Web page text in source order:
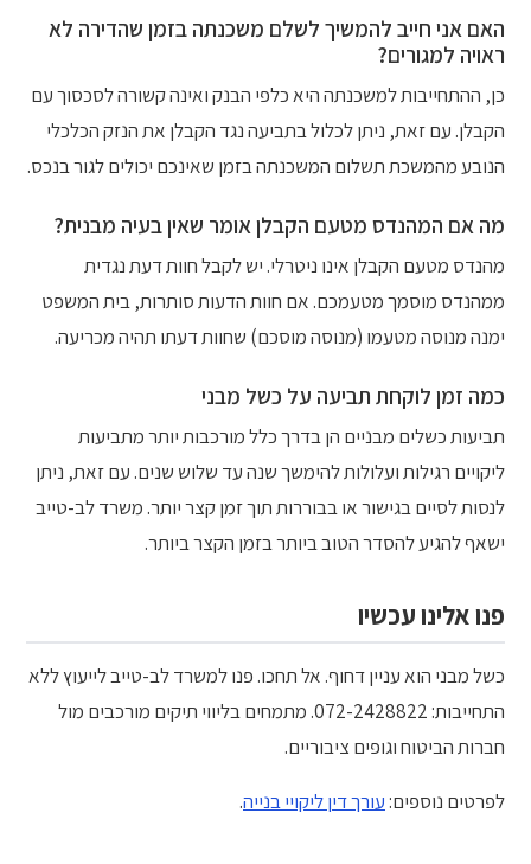
האם אני חייב להמשיך לשלם משכנתה בזמן שהדירה לא
ראויה למגורים?
כן, ההתחייבות למשכנתה היא כלפי הבנק ואינה קשורה לסכסוך עם
הקבלן. עם זאת, ניתן לכלול בתביעה נגד הקבלן את הנזק הכלכלי
הנובע מהמשכת תשלום המשכנתה בזמן שאינכם יכולים לגור בנכס.
מה אם המהנדס מטעם הקבלן אומר שאין בעיה מבנית?
מהנדס מטעם הקבלן אינו ניטרלי. יש לקבל חוות דעת נגדית
ממהנדס מוסמך מטעמכם. אם חוות הדעות סותרות, בית המשפט
ימנה מנוסה מטעמו (מנוסה מוסכם) שחוות דעתו תהיה מכריעה.
כמה זמן לוקחת תביעה על כשל מבני
תביעות כשלים מבניים הן בדרך כלל מורכבות יותר מתביעות
ליקויים רגילות ועלולות להימשך שנה עד שלוש שנים. עם זאת, ניתן
לנסות לסיים בגישור או בבוררות תוך זמן קצר יותר. משרד לב-טייב
ישאף להגיע להסדר הטוב ביותר בזמן הקצר ביותר.
פנו אלינו עכשיו
כשל מבני הוא עניין דחוף. אל תחכו. פנו למשרד לב-טייב לייעוץ ללא
התחייבות: 072-2428822. מתמחים בליווי תיקים מורכבים מול
חברות הביטוח וגופים ציבוריים.
לפרטים נוספים:עורך דין ליקויי בנייה.